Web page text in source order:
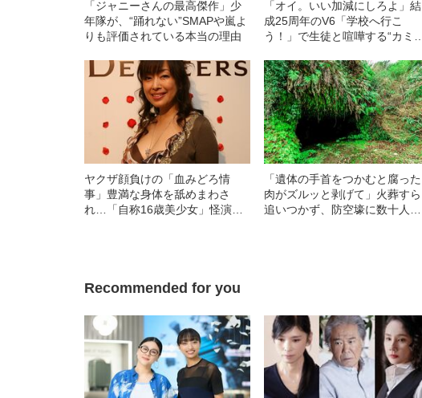
「ジャニーさんの最高傑作」少
年隊が、“踊れない”SMAPや嵐よ
りも評価されている本当の理由
「オイ。いい加減にしろよ」結
成25周年のV6「学校へ行こ
う！」で生徒と喧嘩する“カミセ
ヤクザ顔負けの「血みどろ情
事」豊満な身体を舐めまわさ
れ…「自称16歳美少女」怪演
「遺体の手首をつかむと腐った
肉がズルッと剥げて」火葬すら
追いつかず、防空壕に数十人
Recommended for you